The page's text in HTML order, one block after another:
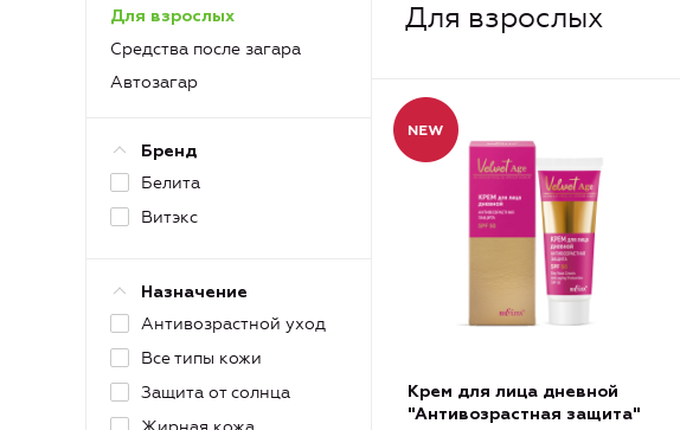
Для взрослых
Средства после загара
Автозагар
Бренд
Белита
Витэкс
Назначение
Антивозрастной уход
Все типы кожи
Защита от солнца
Для взрослых
Крем для лица дневной
"Антивозрастная защита"